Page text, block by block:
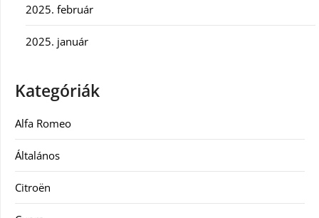
2025. február
2025. január
Kategóriák
Alfa Romeo
Általános
Citroën